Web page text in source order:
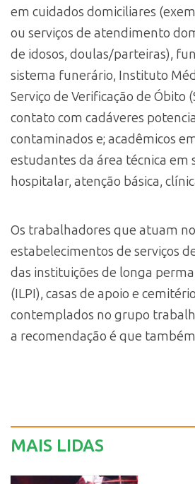
em cuidados domiciliares
ou serviços de atendimento
de idosos, doulas/parteiras),
sistema funerário, Instituto
Serviço de Verificação de Óbito
contato com cadáveres
contaminados e; acadêmicos
estudantes da área técnica em
hospitalar, atenção básica,
Os trabalhadores que atuam
estabelecimentos de serviços
das instituições de longa
(ILPI), casas de apoio e
contemplados no grupo
a recomendação é que
MAIS LIDAS